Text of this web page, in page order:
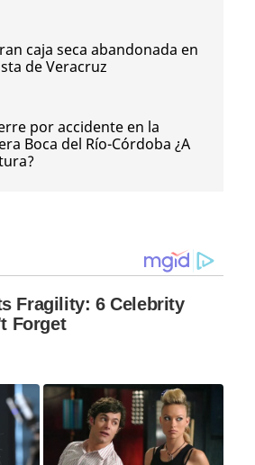
caja seca abandonada en
de Veracruz
por accidente en la
Boca del Río-Córdoba ¿A